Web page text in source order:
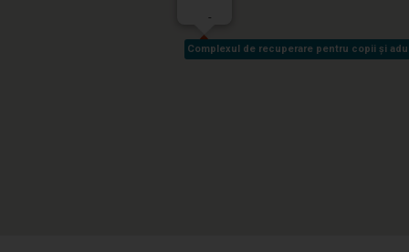
Complexul de recuperare pentru copii și
Complexul de recuperare pentru copii și
-